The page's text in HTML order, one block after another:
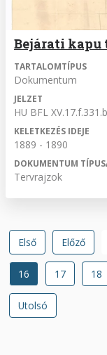
Bejárati kapu
TARTALOMTÍPUS
Dokumentum
JELZET
HU BFL
KELETKEZÉS IDEJE
1889 - 1890
DOKUMENTUM
Tervrajzok
Első
oldal
Első
Előző
oldal
Előző
Jelenlegi
oldal
16 Oldal
17 Oldal
18
Utolsó
oldal
Utolsó